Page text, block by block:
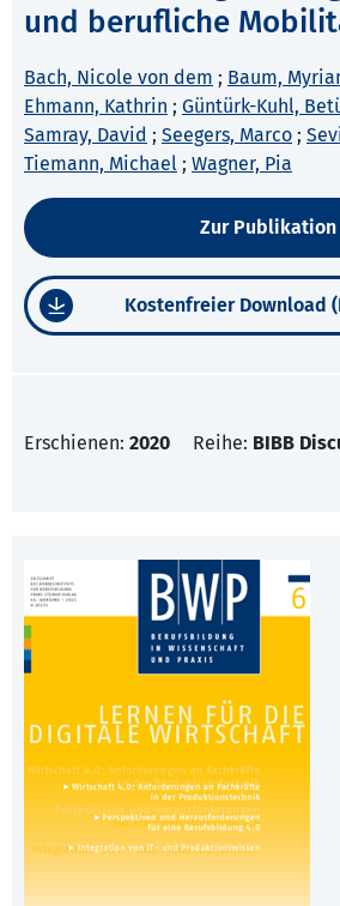
und berufliche
Bach, Nicole von dem ; Baum,
Ehmann, Kathrin ; Güntürk-Kuhl,
Samray, David ; Seegers, Marco ;
Tiemann, Michael ; Wagner, Pia
Zur Publikation
Kostenfreier Download
Erschienen: 2020 Reihe: BIBB